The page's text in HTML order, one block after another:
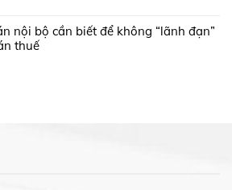
nội bộ cần biết để không “lãnh đạn”
thuế